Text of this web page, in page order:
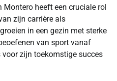
heeft een cruciale rol
zijn carrière als
in een gezin met sterke
van sport vanaf
zijn toekomstige succes